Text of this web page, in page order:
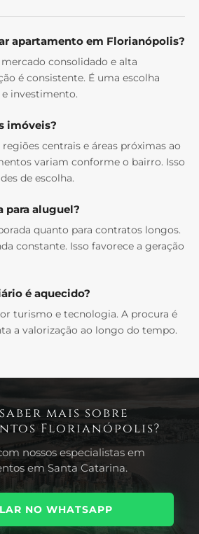
apartamento em Florianópolis?
consolidado e alta
é consistente. É uma escolha
investimento.
imóveis?
centrais e áreas próximas ao
variam conforme o bairro. Isso
de escolha.
para aluguel?
quanto para contratos longos.
constante. Isso favorece a geração
é aquecido?
turismo e tecnologia. A procura é
a valorização ao longo do tempo.
mais sobre
Florianópolis?
nossos especialistas em
em Santa Catarina.
NO WHATSAPP